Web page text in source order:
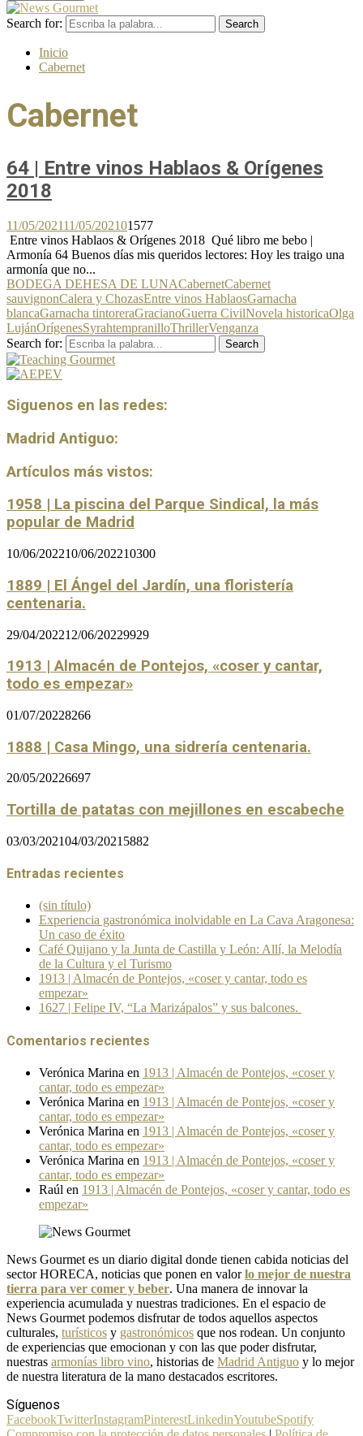
Search for: Search
Inicio
Cabernet
Cabernet
64 | Entre vinos Hablaos & Orígenes
2018
11/05/202111/05/202101577
Entre vinos Hablaos & Orígenes 2018 Qué libro me bebo |
Armonía 64 Buenos días mis queridos lectores: Hoy les traigo una
armonía que no...
BODEGA DEHESA DE LUNACabernetCabernet
sauvignonCalera y ChozasEntre vinos HablaosGarnacha
blancaGarnacha tintoreraGracianoGuerra CivilNovela historicaOlga
LujánOrígenesSyrahtempranilloThrillerVenganza
Search for:
Search
Siguenos en las redes:
Madrid Antiguo:
Artículos más vistos:
1958 | La piscina del Parque Sindical, la más
popular de Madrid
10/06/202210/06/202210300
1889 | El Ángel del Jardín, una floristería
centenaria.
29/04/202212/06/20229929
1913 | Almacén de Pontejos, «coser y cantar,
todo es empezar»
01/07/20228266
1888 | Casa Mingo, una sidrería centenaria.
20/05/20226697
Tortilla de patatas con mejillones en escabeche
03/03/202104/03/2021 5882
Entradas recientes
(sin título)
Experiencia gastronómica inolvidable en La Cava Aragonesa:
Un caso de éxito
Café Quijano y la Junta de Castilla y León: Allí, la Melodía
de la Cultura y el Turismo
1913 | Almacén de Pontejos, «coser y cantar, todo es
empezar»
1627 | Felipe IV, “La Marizápalos” y sus balcones.
Comentarios recientes
Verónica Marina en 1913 | Almacén de Pontejos, «coser y
cantar, todo es empezar»
Verónica Marina en 1913 | Almacén de Pontejos, «coser y
cantar, todo es empezar»
Verónica Marina en 1913 | Almacén de Pontejos, «coser y
cantar, todo es empezar»
Verónica Marina en 1913 | Almacén de Pontejos, «coser y
cantar, todo es empezar»
Raúl en 1913 | Almacén de Pontejos, «coser y cantar, todo es
empezar»
News Gourmet es un diario digital donde tienen cabida noticias del
sector HORECA, noticias que ponen en valorlo mejor de nuestra
tierra para ver comer y beber. Una manera de innovar la
experiencia acumulada y nuestras tradiciones. En el espacio de
News Gourmet podemos disfrutar de todos aquellos aspectos
culturales, turísticos y gastronómicos que nos rodean. Un conjunto
de experiencias que emocionan y con las que poder disfrutar,
nuestras armonías libro vino, historias de Madrid Antiguo y lo mejor
de nuestra literatura de la mano destacados escritores.
Síguenos
FacebookTwitterInstagramPinterestLinkedinYoutubeSpotify